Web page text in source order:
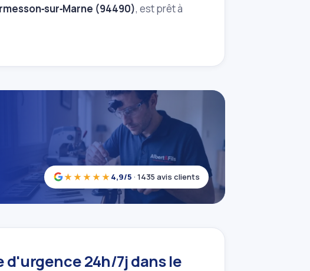
(94490), est prêt à
★★★★★4,9/5 · 1435 avis clients
24h/7j dans le